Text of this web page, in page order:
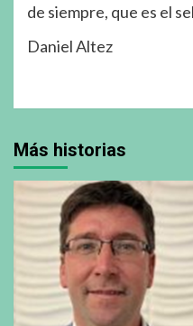
de siempre, que es el
Daniel Altez
Más historias